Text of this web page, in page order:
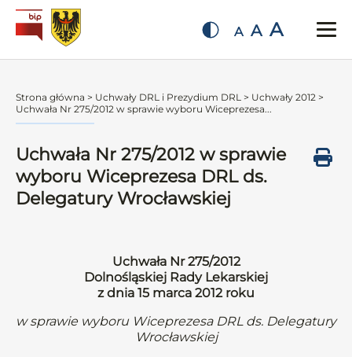
A A A
Strona główna > Uchwały DRL i Prezydium DRL > Uchwały 2012 >
Uchwała Nr 275/2012 w sprawie wyboru Wiceprezesa...
Uchwała Nr 275/2012 w sprawie
wyboru Wiceprezesa DRL ds.
Delegatury Wrocławskiej
Uchwała Nr 275/2012
Dolnośląskiej Rady Lekarskiej
z dnia 15 marca 2012 roku
w sprawie wyboru Wiceprezesa DRL ds. Delegatury
Wrocławskiej